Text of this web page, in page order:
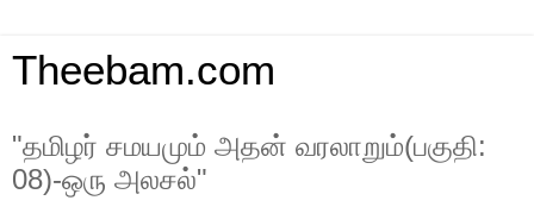
Theebam.com
"தமிழர் சமயமும் அதன் வரலாறும்(பகுதி:
08)-ஒரு அலசல்"